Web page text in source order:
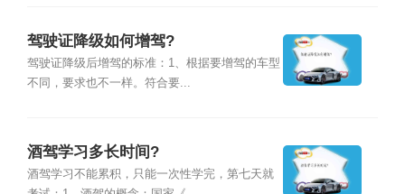
驾驶证降级如何增驾?
驾驶证降级后增驾的标准：1、根据要增驾的车型
不同，要求也不一样。符合要...
酒驾学习多长时间?
酒驾学习不能累积，只能一次性学完，第七天就